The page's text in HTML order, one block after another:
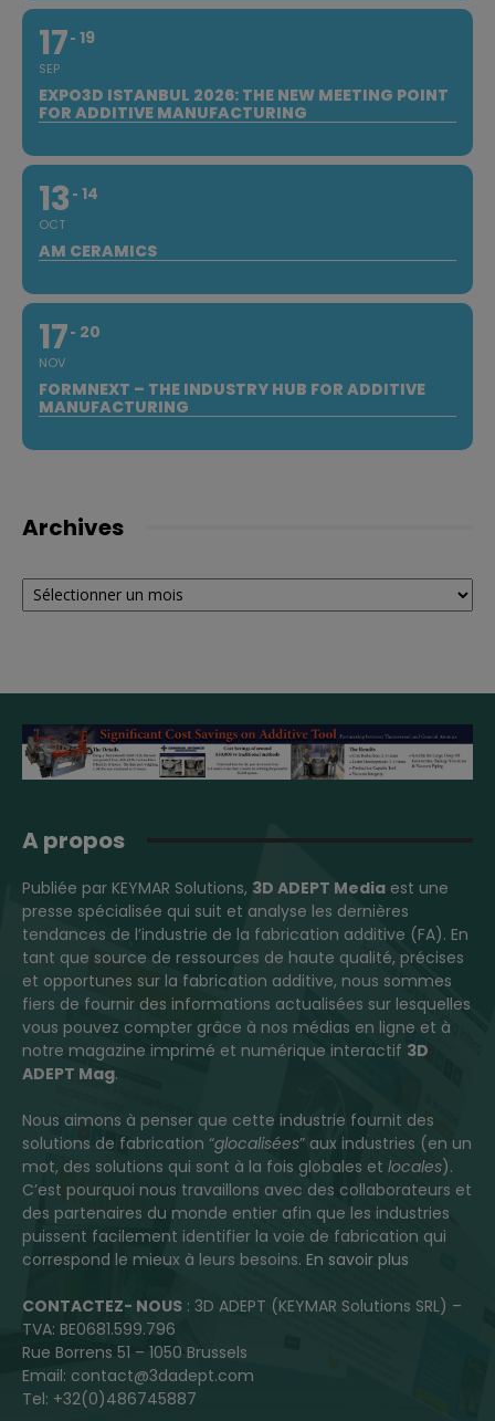
17
SEP
19
EXPO3D ISTANBUL 2026: THE NEW MEETING POINT
FOR ADDITIVE MANUFACTURING
13
OCT
14
AM CERAMICS
17
NOV
20
FORMNEXT – THE INDUSTRY HUB FOR ADDITIVE
MANUFACTURING
Archives
Archives
A propos
Publiée par KEYMAR Solutions, 3D ADEPT Media est une
presse spécialisée qui suit et analyse les dernières
tendances de l’industrie de la fabrication additive (FA). En
tant que source de ressources de haute qualité, précises
et opportunes sur la fabrication additive, nous sommes
fiers de fournir des informations actualisées sur lesquelles
vous pouvez compter grâce à nos médias en ligne et à
notre magazine imprimé et numérique interactif 3D
ADEPT Mag.
Nous aimons à penser que cette industrie fournit des
solutions de fabrication “glocalisées” aux industries (en un
mot, des solutions qui sont à la fois globales et locales).
C’est pourquoi nous travaillons avec des collaborateurs et
des partenaires du monde entier afin que les industries
puissent facilement identifier la voie de fabrication qui
correspond le mieux à leurs besoins. En savoir plus
CONTACTEZ- NOUS : 3D ADEPT (KEYMAR Solutions SRL) –
TVA: BE0681.599.796
Rue Borrens 51 – 1050 Brussels
Email: contact@3dadept.com
Tel: +32(0)486745887